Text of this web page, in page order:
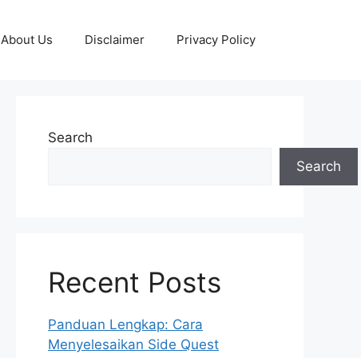
About Us Disclaimer Privacy Policy
Search
Search
Recent Posts
Panduan Lengkap: Cara
Menyelesaikan Side Quest